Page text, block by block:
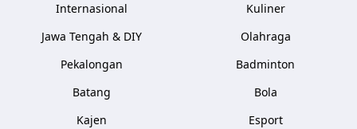
Internasional
Jawa Tengah & DIY
Pekalongan
Batang
Kajen
Kuliner
Olahraga
Badminton
Bola
Esport